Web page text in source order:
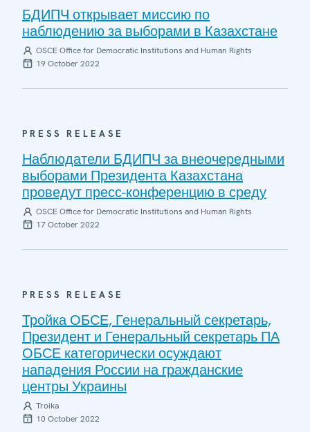
БДИПЧ открывает миссию по
наблюдению за выборами в Казахстане
OSCE Office for Democratic Institutions and Human Rights
19 October 2022
PRESS RELEASE
Наблюдатели БДИПЧ за внеочередными
выборами Президента Казахстана
проведут пресс-конференцию в среду
OSCE Office for Democratic Institutions and Human Rights
17 October 2022
PRESS RELEASE
Тройка ОБСЕ, Генеральный секретарь,
Президент и Генеральный секретарь ПА
ОБСЕ категорически осуждают
нападения России на гражданские
центры Украины
Troika
10 October 2022